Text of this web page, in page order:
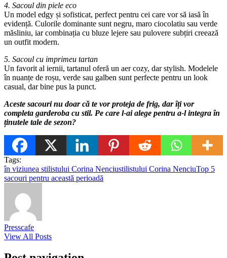
4. Sacoul din piele eco
Un model edgy și sofisticat, perfect pentru cei care vor să iasă în
evidență. Culorile dominante sunt negru, maro ciocolatiu sau verde
măsliniu, iar combinația cu bluze lejere sau pulovere subțiri creează
un outfit modern.
5. Sacoul cu imprimeu tartan
Un favorit al iernii, tartanul oferă un aer cozy, dar stylish. Modelele
în nuanțe de roșu, verde sau galben sunt perfecte pentru un look
casual, dar bine pus la punct.
Aceste sacouri nu doar că te vor proteja de frig, dar îți vor
completa garderoba cu stil. Pe care l-ai alege pentru a-l integra în
ținutele tale de sezon?
Tags:
în viziunea stilistului Corina Nenciustilistului Corina NenciuTop 5
sacouri pentru această perioadă
Presscafe
View All Posts